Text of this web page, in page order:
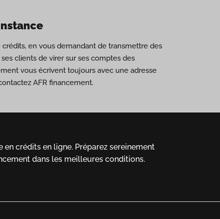
en vous demandant de transmettre des
clients de virer sur ses comptes des
vous écrivent toujours avec une adresse
AFR financement.
en crédits en ligne. Préparez sereinement
dans les meilleures conditions.